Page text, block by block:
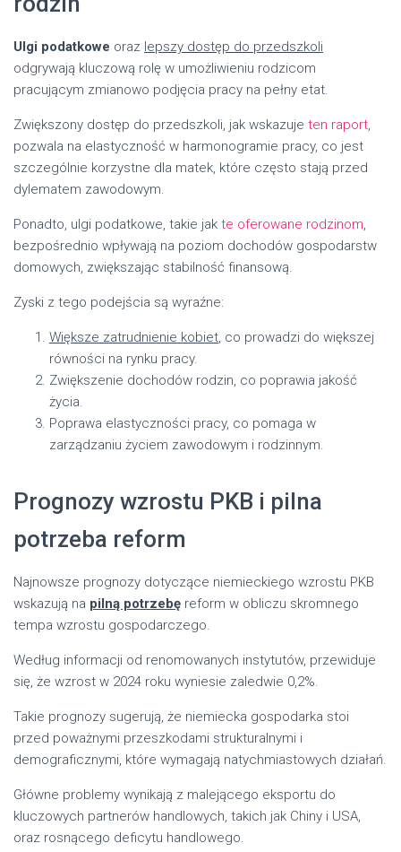
Ulgi podatkowe oraz lepszy dostęp do przedszkoli
odgrywają kluczową rolę w umożliwieniu rodzicom
pracującym zmianowo podjęcia pracy na pełny etat.
Zwiększony dostęp do przedszkoli, jak wskazuje ten raport,
pozwala na elastyczność w harmonogramie pracy, co jest
szczególnie korzystne dla matek, które często stają przed
dylematem zawodowym.
Ponadto, ulgi podatkowe, takie jak te oferowane rodzinom,
bezpośrednio wpływają na poziom dochodów gospodarstw
domowych, zwiększając stabilność finansową.
Zyski z tego podejścia są wyraźne:
Większe zatrudnienie kobiet, co prowadzi do większej
równości na rynku pracy.
Zwiększenie dochodów rodzin, co poprawia jakość
życia.
Poprawa elastyczności pracy, co pomaga w
zarządzaniu życiem zawodowym i rodzinnym.
Prognozy wzrostu PKB i pilna
potrzeba reform
Najnowsze prognozy dotyczące niemieckiego wzrostu PKB
wskazują na pilną potrzebę reform w obliczu skromnego
tempa wzrostu gospodarczego.
Według informacji od renomowanych instytutów, przewiduje
się, że wzrost w 2024 roku wyniesie zaledwie 0,2%.
Takie prognozy sugerują, że niemiecka gospodarka stoi
przed poważnymi przeszkodami strukturalnymi i
demograficznymi, które wymagają natychmiastowych działań.
Główne problemy wynikają z malejącego eksportu do
kluczowych partnerów handlowych, takich jak Chiny i USA,
oraz rosnącego deficytu handlowego.